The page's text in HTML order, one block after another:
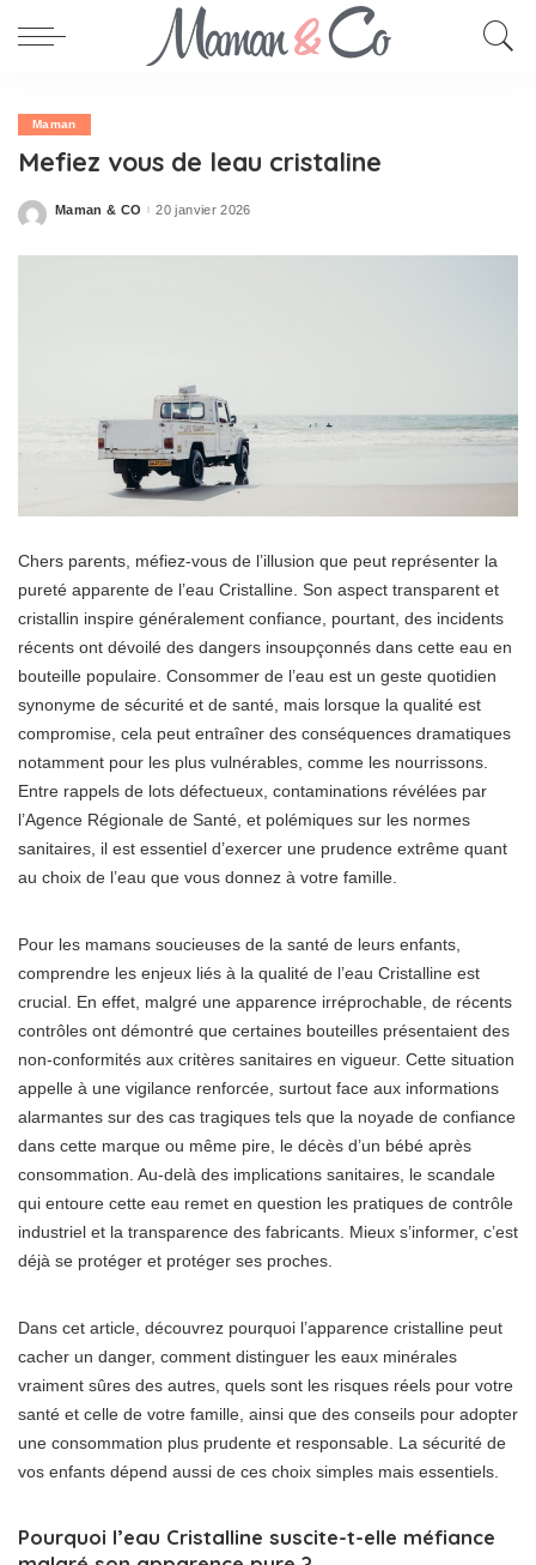
Maman
Mefiez vous de leau cristaline
Posted
Maman & CO 20 janvier 2026
Chers parents, méfiez-vous de l’illusion que peut représenter la
pureté apparente de l’eau Cristalline. Son aspect transparent et
cristallin inspire généralement confiance, pourtant, des incidents
récents ont dévoilé des dangers insoupçonnés dans cette eau en
bouteille populaire. Consommer de l’eau est un geste quotidien
synonyme de sécurité et de santé, mais lorsque la qualité est
compromise, cela peut entraîner des conséquences dramatiques
notamment pour les plus vulnérables, comme les nourrissons.
Entre rappels de lots défectueux, contaminations révélées par
l’Agence Régionale de Santé, et polémiques sur les normes
sanitaires, il est essentiel d’exercer une prudence extrême quant
au choix de l’eau que vous donnez à votre famille.
Pour les mamans soucieuses de la santé de leurs enfants,
comprendre les enjeux liés à la qualité de l’eau Cristalline est
crucial. En effet, malgré une apparence irréprochable, de récents
contrôles ont démontré que certaines bouteilles présentaient des
non-conformités aux critères sanitaires en vigueur. Cette situation
appelle à une vigilance renforcée, surtout face aux informations
alarmantes sur des cas tragiques tels que la noyade de confiance
dans cette marque ou même pire, le décès d’un bébé après
consommation. Au-delà des implications sanitaires, le scandale
qui entoure cette eau remet en question les pratiques de contrôle
industriel et la transparence des fabricants. Mieux s’informer, c’est
déjà se protéger et protéger ses proches.
Dans cet article, découvrez pourquoi l’apparence cristalline peut
cacher un danger, comment distinguer les eaux minérales
vraiment sûres des autres, quels sont les risques réels pour votre
santé et celle de votre famille, ainsi que des conseils pour adopter
une consommation plus prudente et responsable. La sécurité de
vos enfants dépend aussi de ces choix simples mais essentiels.
Pourquoi l’eau Cristalline suscite-t-elle méfiance